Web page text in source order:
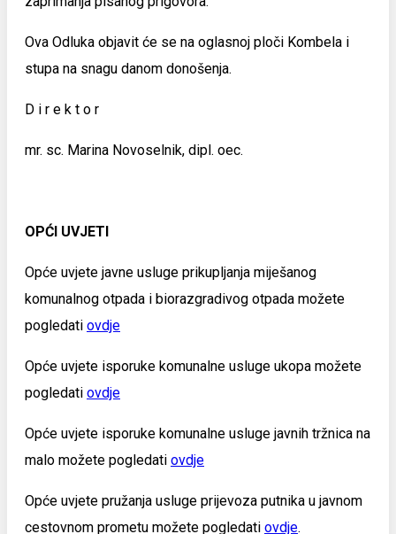
Ova Odluka objavit će se na oglasnoj ploči Kombela i
stupa na snagu danom donošenja.
D i r e k t o r
mr. sc. Marina Novoselnik, dipl. oec.
OPĆI UVJETI
Opće uvjete javne usluge prikupljanja miješanog
komunalnog otpada i biorazgradivog otpada možete
pogledati ovdje
Opće uvjete isporuke komunalne usluge ukopa možete
pogledati ovdje
Opće uvjete isporuke komunalne usluge javnih tržnica na
malo možete pogledati ovdje
Opće uvjete pružanja usluge prijevoza putnika u javnom
cestovnom prometu možete pogledati ovdje.